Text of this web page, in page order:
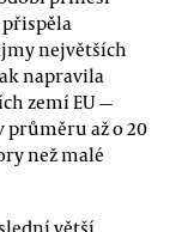
největších
napravila
zemí EU —
průměru až o 20
než malé